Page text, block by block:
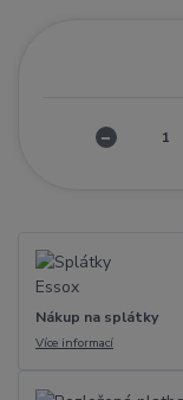
Nákup na splátky
Více informací